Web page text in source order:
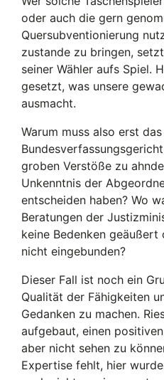
oder auch die gern
Quersubventionierung
zustande zu bringen,
seiner Wähler aufs Spiel.
gesetzt, was unsere
ausmacht.
Warum muss also erst das
groben Verstöße zu
Unkenntnis der
entscheiden haben? Wo
Beratungen der
keine Bedenken
nicht eingebunden?
Dieser Fall ist noch ein
Qualität der Fähigkeiten
Gedanken zu machen.
aufgebaut, einen
aber nicht sehen zu
Expertise fehlt, hier